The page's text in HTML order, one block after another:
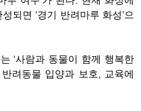
되면 ‘경기 반려마루 화성’으
‘사람과 동물이 함께 행복한
려동물 입양과 보호, 교육에